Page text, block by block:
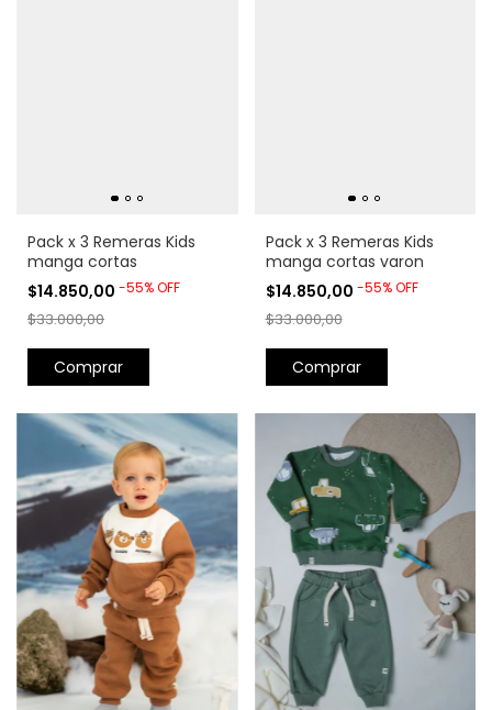
Pack x 3 Remeras Kids
manga cortas
$14.850,00 -55%OFF
$33.000,00
Comprar
Pack x 3 Remeras Kids
manga cortas varon
$14.850,00 -55%OFF
$33.000,00
Comprar